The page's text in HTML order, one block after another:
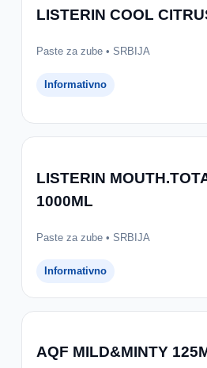
LISTERIN COOL
Paste za zube • SRBIJA
Informativno
LISTERIN
1000ML
Paste za zube • SRBIJA
Informativno
AQF MILD&MINTY